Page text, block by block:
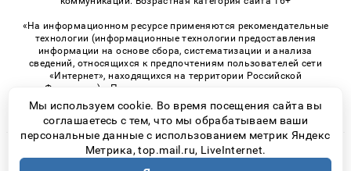
«На информационном ресурсе применяются рекомендательные
технологии (информационные технологии предоставления
информации на основе сбора, систематизации и анализа
сведений, относящихся к предпочтениям пользователей сети
«Интернет», находящихся на территории Российской
Федерации)». Правила применения рекомендательных
технологий в виджетах рекламно-обменной сети
«СМИ2» (PDF)
© 2026 «ProGorodSamara» | Все права защищены
Мы используем cookie. Во время посещения сайта вы
соглашаетесь с тем, что мы обрабатываем ваши
персональные данные с использованием метрик Яндекс
Метрика, top.mail.ru, LiveInternet.